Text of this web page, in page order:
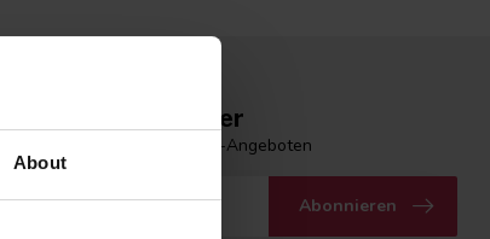
About
unseren Newsletter
mit unseren Newsletter-Angeboten
Abonnieren